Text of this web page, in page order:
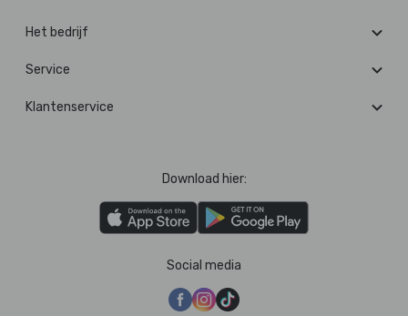
Het bedrijf
Service
Klantenservice
Download hier:
Social media